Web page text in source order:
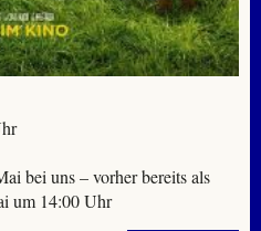
bei uns – vorher bereits als
um 14:00 Uhr